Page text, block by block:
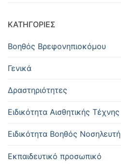
KΑΤΗΓΟΡΊΕΣ
Βοηθός Βρεφονηπιοκόμου
Γενικά
Δραστηριότητες
Ειδικότητα Αισθητικής Τέχνης
Ειδικότητα Βοηθός Νοσηλευτή
Εκπαιδευτικό προσωπικό